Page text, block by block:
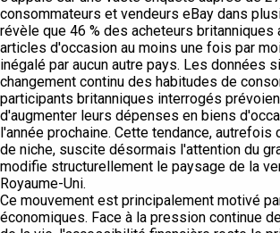
consommateurs et vendeurs eBay dans
révèle que 46 % des acheteurs britanniques
articles d'occasion au moins une fois par
inégalé par aucun autre pays. Les données
changement continu des habitudes de
participants britanniques interrogés
d'augmenter leurs dépenses en biens
l'année prochaine. Cette tendance,
de niche, suscite désormais l'attention du
modifie structurellement le paysage de la
Royaume-Uni.
Ce mouvement est principalement motivé
économiques. Face à la pression continue